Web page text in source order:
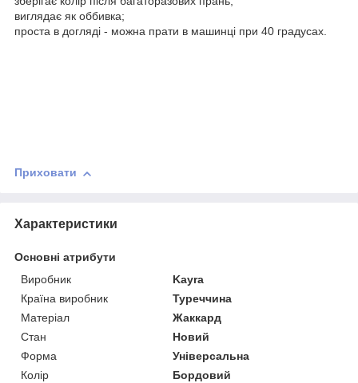
виглядає як оббивка;
проста в догляді - можна прати в машинці при 40 градусах.
Приховати
Характеристики
Основні атрибути
Виробник
Kayra
Країна виробник
Туреччина
Матеріал
Жаккард
Стан
Новий
Форма
Універсальна
Колір
Бордовий